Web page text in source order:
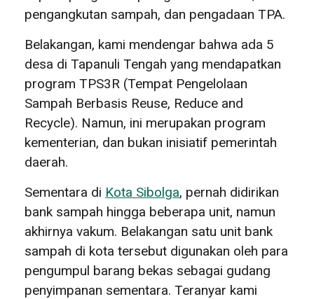
pengangkutan sampah, dan pengadaan TPA.
Belakangan, kami mendengar bahwa ada 5
desa di Tapanuli Tengah yang mendapatkan
program TPS3R (Tempat Pengelolaan
Sampah Berbasis Reuse, Reduce and
Recycle). Namun, ini merupakan program
kementerian, dan bukan inisiatif pemerintah
daerah.
Sementara di Kota Sibolga, pernah didirikan
bank sampah hingga beberapa unit, namun
akhirnya vakum. Belakangan satu unit bank
sampah di kota tersebut digunakan oleh para
pengumpul barang bekas sebagai gudang
penyimpanan sementara. Teranyar kami